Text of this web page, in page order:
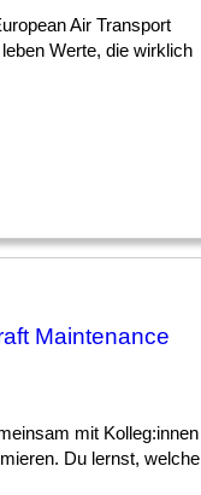
Air Transport
Werte, die wirklich
Maintenance
mit Kolleg:innen
Du lernst, welche